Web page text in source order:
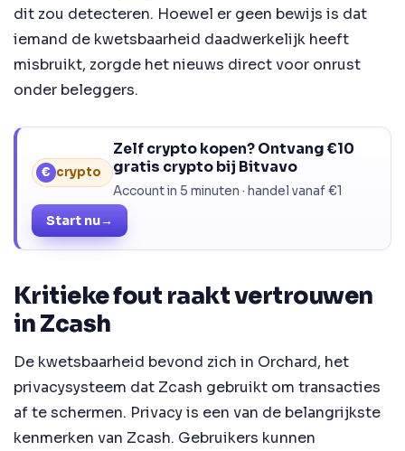
dit zou detecteren. Hoewel er geen bewijs is dat
iemand de kwetsbaarheid daadwerkelijk heeft
misbruikt, zorgde het nieuws direct voor onrust
onder beleggers.
€ crypto
Zelf crypto kopen? Ontvang €10
gratis crypto bij Bitvavo
Account in 5 minuten · handel vanaf €1
Start nu→
Kritieke fout raakt vertrouwen
in Zcash
De kwetsbaarheid bevond zich in Orchard, het
privacysysteem dat Zcash gebruikt om transacties
af te schermen. Privacy is een van de belangrijkste
kenmerken van Zcash. Gebruikers kunnen